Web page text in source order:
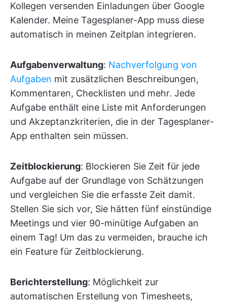
Kollegen versenden Einladungen über Google
Kalender. Meine Tagesplaner-App muss diese
automatisch in meinen Zeitplan integrieren.
Aufgabenverwaltung: Nachverfolgung von
Aufgaben mit zusätzlichen Beschreibungen,
Kommentaren, Checklisten und mehr. Jede
Aufgabe enthält eine Liste mit Anforderungen
und Akzeptanzkriterien, die in der Tagesplaner-
App enthalten sein müssen.
Zeitblockierung: Blockieren Sie Zeit für jede
Aufgabe auf der Grundlage von Schätzungen
und vergleichen Sie die erfasste Zeit damit.
Stellen Sie sich vor, Sie hätten fünf einstündige
Meetings und vier 90-minütige Aufgaben an
einem Tag! Um das zu vermeiden, brauche ich
ein Feature für Zeitblockierung.
Berichterstellung: Möglichkeit zur
automatischen Erstellung von Timesheets,